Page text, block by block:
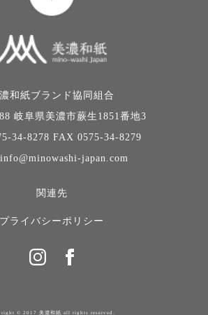
和紙ブランド協同組合
岐阜県美濃市蕨生1851番地3
34-8278 FAX 0575-34-8279
japan.com
関連先
プライバシーポリシー
© 2017 美濃和紙 all rights reserved.